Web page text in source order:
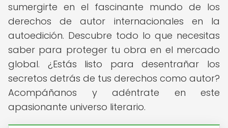
sumergirte en el fascinante mundo de los
derechos de autor internacionales en la
autoedición. Descubre todo lo que necesitas
saber para proteger tu obra en el mercado
global. ¿Estás listo para desentrañar los
secretos detrás de tus derechos como autor?
Acompáñanos y adéntrate en este
apasionante universo literario.